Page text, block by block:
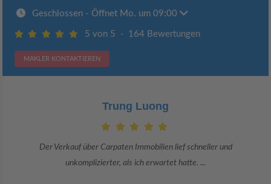
Geschlossen - Öffnet Mo. um 09:00
5 von 5 - 164 Bewertungen
MAKLER KONTAKTIEREN
Claudia Bergrath
Danke an Carpaten Immobilien und besonders an Frau Adriana Sarca.
Sie war viele Monate mehr als ...